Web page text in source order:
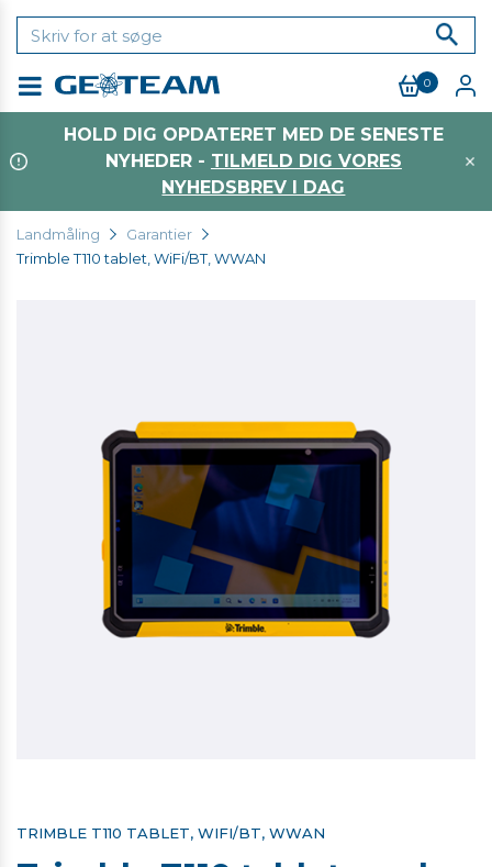
0
HOLD DIG OPDATERET MED DE SENESTE
NYHEDER - TILMELD DIG VORES
NYHEDSBREV I DAG
Landmåling
Garantier
Trimble T110 tablet, WiFi/BT, WWAN
TRIMBLE T110 TABLET, WIFI/BT, WWAN